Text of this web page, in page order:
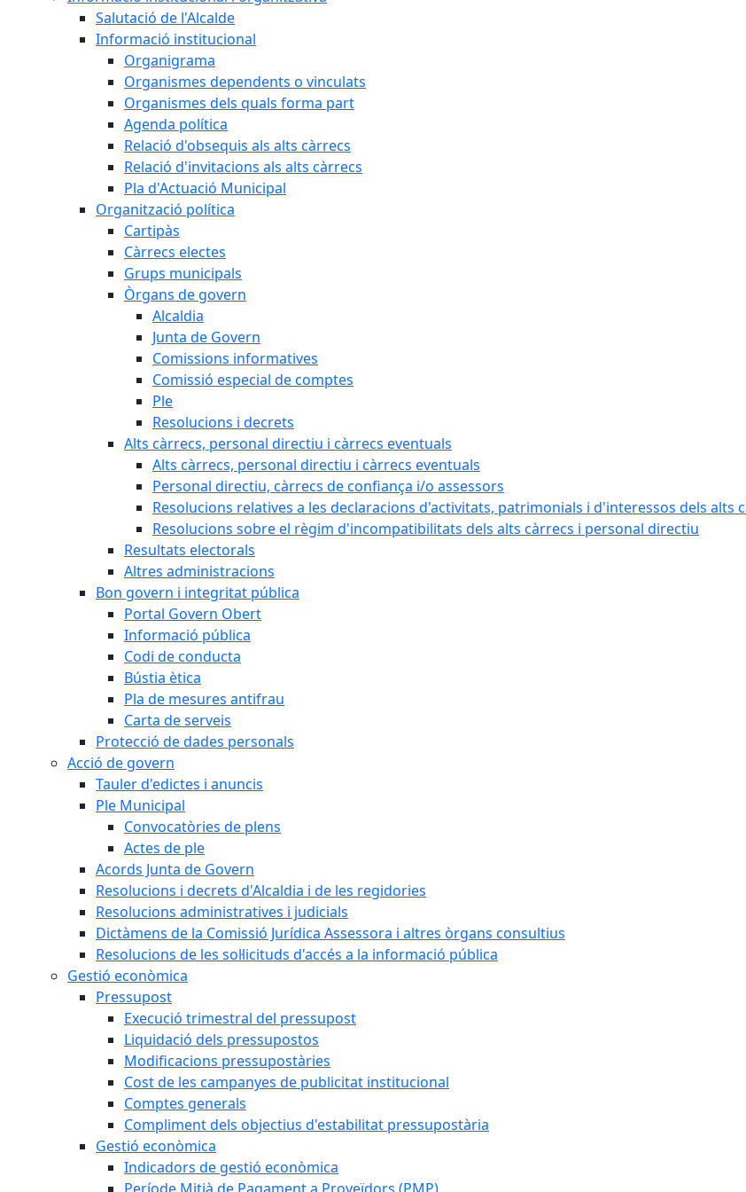
Salutació de l'Alcalde
Informació institucional
Organigrama
Organismes dependents o vinculats
Organismes dels quals forma part
Agenda política
Relació d'obsequis als alts càrrecs
Relació d'invitacions als alts càrrecs
Pla d'Actuació Municipal
Organització política
Cartipàs
Càrrecs electes
Grups municipals
Òrgans de govern
Alcaldia
Junta de Govern
Comissions informatives
Comissió especial de comptes
Ple
Resolucions i decrets
Alts càrrecs, personal directiu i càrrecs eventuals
Alts càrrecs, personal directiu i càrrecs eventuals
Personal directiu, càrrecs de confiança i/o assessors
Resolucions relatives a les declaracions d'activitats, patrimonials i d'interessos dels alts
Resolucions sobre el règim d'incompatibilitats dels alts càrrecs i personal directiu
Resultats electorals
Altres administracions
Bon govern i integritat pública
Portal Govern Obert
Informació pública
Codi de conducta
Bústia ètica
Pla de mesures antifrau
Carta de serveis
Protecció de dades personals
Acció de govern
Tauler d'edictes i anuncis
Ple Municipal
Convocatòries de plens
Actes de ple
Acords Junta de Govern
Resolucions i decrets d'Alcaldia i de les regidories
Resolucions administratives i judicials
Dictàmens de la Comissió Jurídica Assessora i altres òrgans consultius
Resolucions de les sol·licituds d'accés a la informació pública
Gestió econòmica
Pressupost
Execució trimestral del pressupost
Liquidació dels pressupostos
Modificacions pressupostàries
Cost de les campanyes de publicitat institucional
Comptes generals
Compliment dels objectius d'estabilitat pressupostària
Gestió econòmica
Indicadors de gestió econòmica